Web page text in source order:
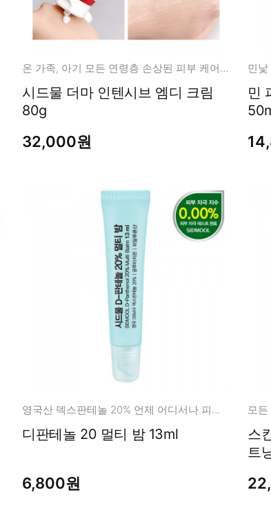
온 가족, 아기 모든 연령층 손상된 피부 케어 바르는 의료기기
시드물 더마 인텐시브 엠디 크림
80g
32,000원
민
영국산 덱스판테놀 20% 언제 어디서나 피부 장벽 관리!
디판테놀 20 멀티 밤 13ml
6,800원
모
스
트